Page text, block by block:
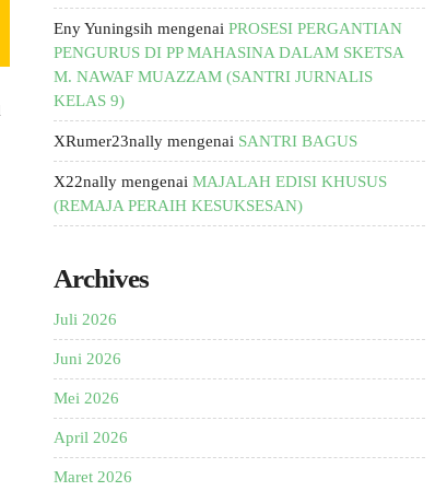
Eny Yuningsih mengenai PROSESI PERGANTIAN
PENGURUS DI PP MAHASINA DALAM SKETSA
M. NAWAF MUAZZAM (SANTRI JURNALIS
KELAS 9)
XRumer23nally mengenai SANTRI BAGUS
X22nally mengenai MAJALAH EDISI KHUSUS
(REMAJA PERAIH KESUKSESAN)
Archives
Juli 2026
Juni 2026
Mei 2026
April 2026
Maret 2026